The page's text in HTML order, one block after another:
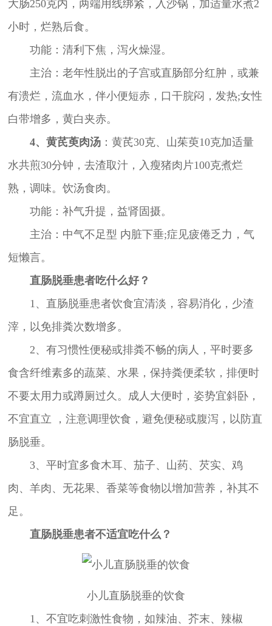
大肠250克内，两端用线绑紧，入沙锅，加适量水煮2
小时，烂熟后食。
功能：清利下焦，泻火燥湿。
主治：老年性脱出的子宫或直肠部分红肿，或兼
有溃烂，流血水，伴小便短赤，口干脘闷，发热;女性
白带增多，黄白夹赤。
4、黄芪萸肉汤：黄芪30克、山茱萸10克加适量
水共煎30分钟，去渣取汁，入瘦猪肉片100克煮烂
熟，调味。饮汤食肉。
功能：补气升提，益肾固摄。
主治：中气不足型 内脏下垂;症见疲倦乏力，气
短懒言。
直肠脱垂患者吃什么好？
1、直肠脱垂患者饮食宜清淡，容易消化，少渣
滓，以免排粪次数增多。
2、有习惯性便秘或排粪不畅的病人，平时要多
食含纤维素多的蔬菜、水果，保持粪便柔软，排便时
不要太用力或蹲厕过久。成人大便时，姿势宜斜卧，
不宜直立 ，注意调理饮食，避免便秘或腹泻，以防直
肠脱垂。
3、平时宜多食木耳、茄子、山药、芡实、鸡
肉、羊肉、无花果、香菜等食物以增加营养，补其不
足。
直肠脱垂患者不适宜吃什么？
小儿直肠脱垂的饮食
1、不宜吃刺激性食物，如辣油、芥末、辣椒